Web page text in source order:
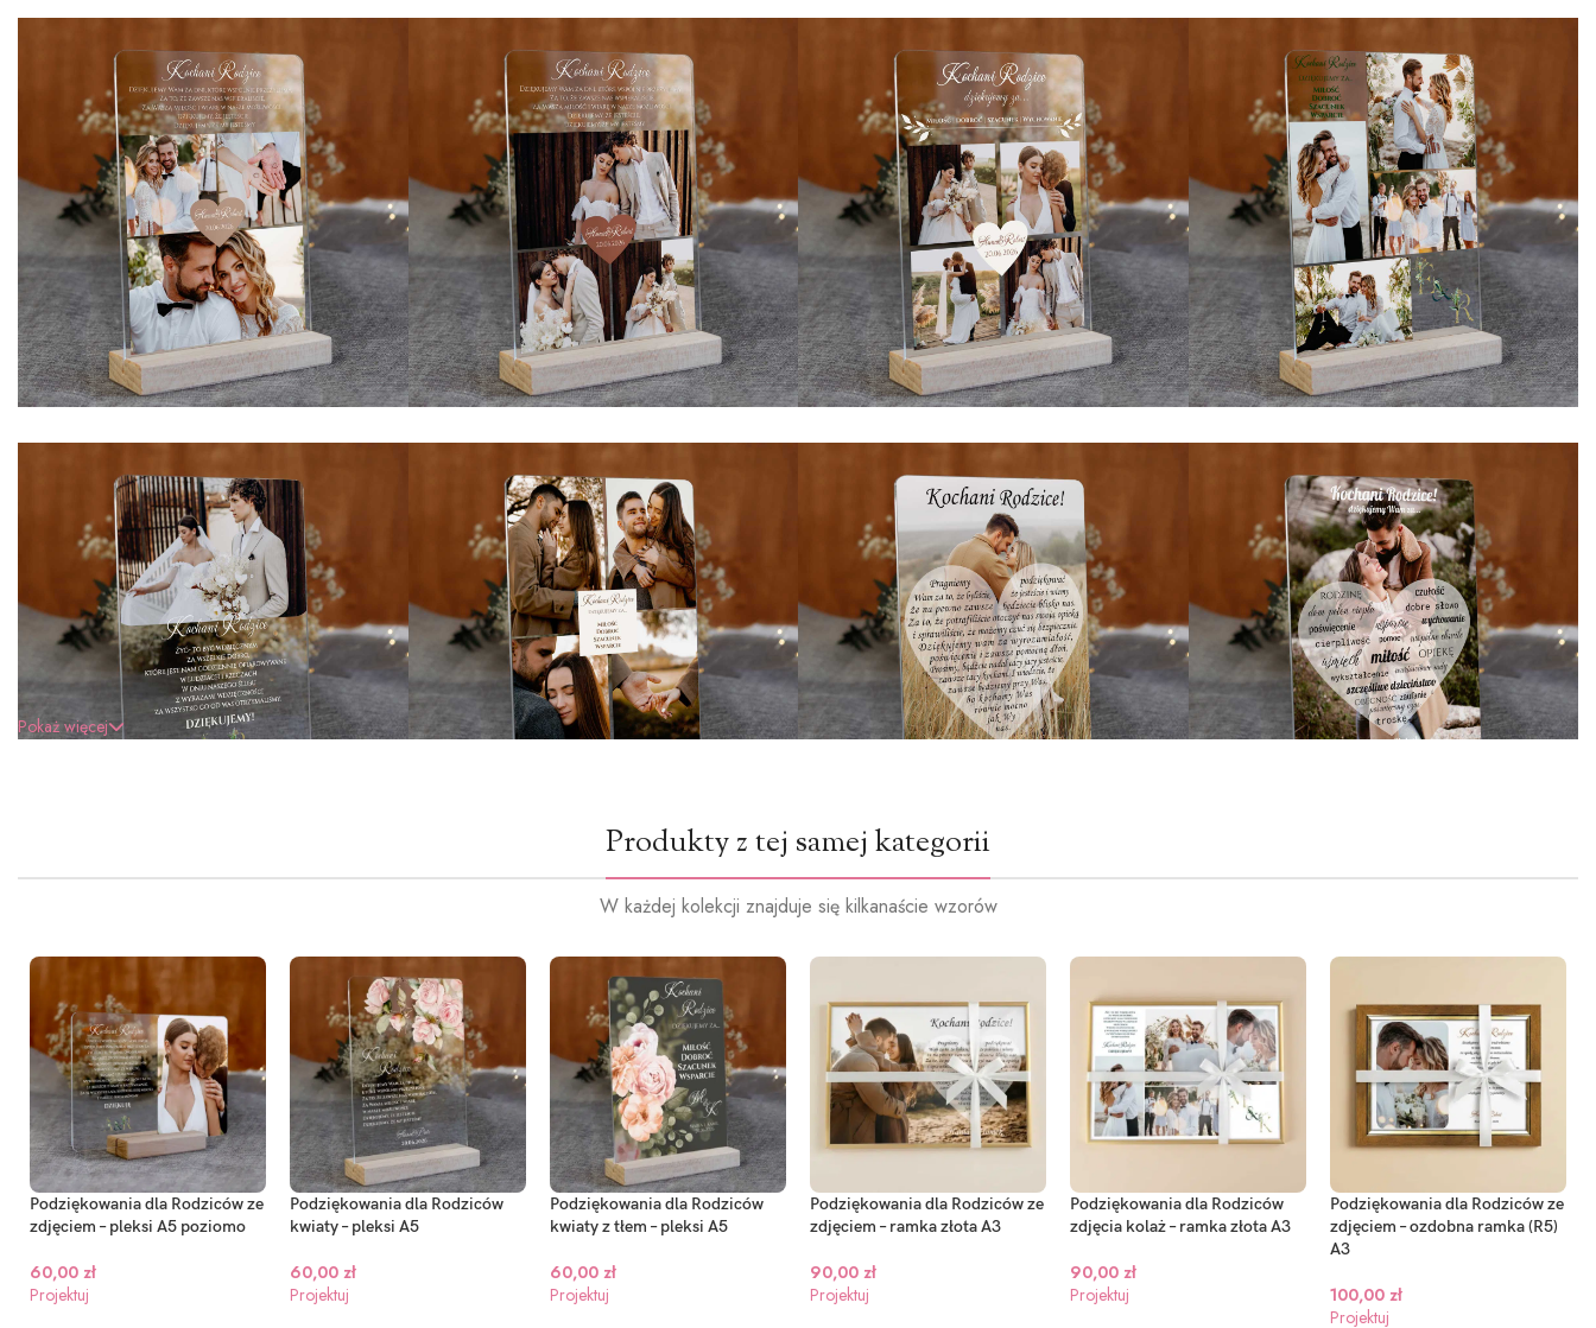
Pokaż więcej
Produkty z tej samej kategorii
W każdej kolekcji znajduje się kilkanaście wzorów
Podziękowania dla Rodziców ze
zdjęciem – pleksi A5 poziomo
60,00 zł
Projektuj
Podziękowania dla Rodziców
kwiaty – pleksi A5
60,00 zł
Projektuj
Podziękowania dla Rodziców
kwiaty z tłem – pleksi A5
60,00 zł
Projektuj
Podziękowania dla Rodziców ze
zdjęciem – ramka złota A3
90,00 zł
Projektuj
Podziękowania dla Rodziców
zdjęcia kolaż – ramka złota A3
90,00 zł
Projektuj
Podziękowania dla Rodziców ze
zdjęciem – ozdobna ramka (R5)
A3
100,00 zł
Projektuj